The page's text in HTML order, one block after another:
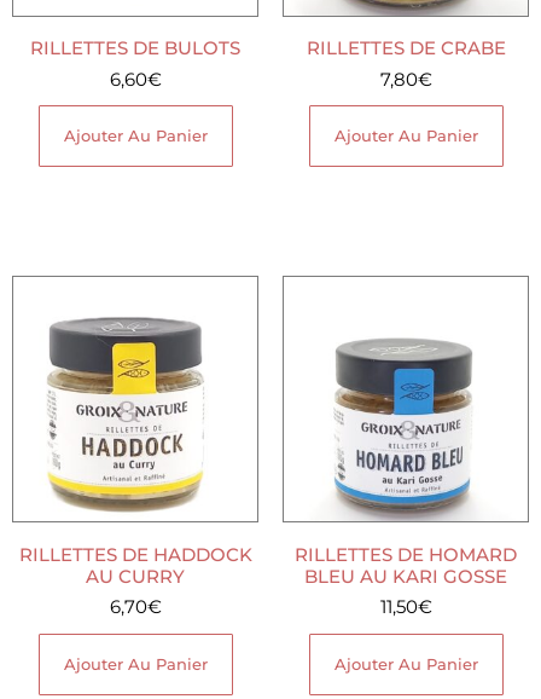
RILLETTES DE BULOTS
6,60€
Ajouter Au Panier
RILLETTES DE CRABE
7,80€
Ajouter Au Panier
RILLETTES DE HADDOCK
AU CURRY
6,70€
Ajouter Au Panier
RILLETTES DE HOMARD
BLEU AU KARI GOSSE
11,50€
Ajouter Au Panier